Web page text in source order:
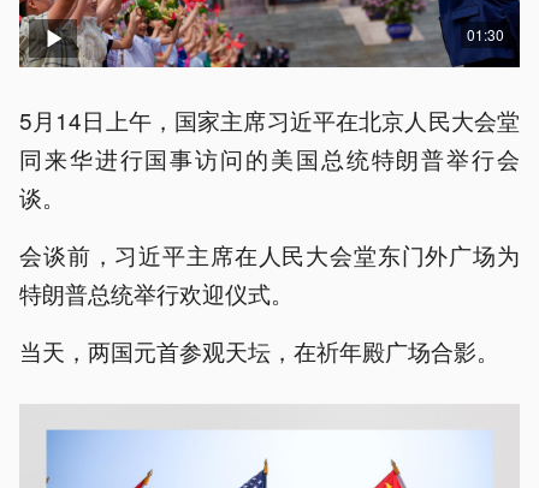
01:30
5月14日上午，国家主席习近平在北京人民大会堂
同来华进行国事访问的美国总统特朗普举行会
谈。
会谈前，习近平主席在人民大会堂东门外广场为
特朗普总统举行欢迎仪式。
当天，两国元首参观天坛，在祈年殿广场合影。